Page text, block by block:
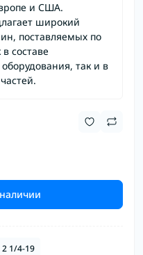
и США.
широкий
поставляемых по
составе
так и в
2 1/4-19